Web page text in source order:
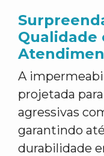
Qualidade
A
projetada
agressivas
garantindo
durabilidade